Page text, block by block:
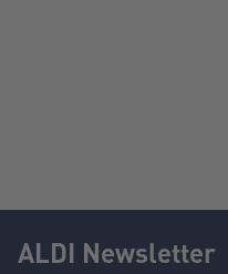
ALDI Newsletter